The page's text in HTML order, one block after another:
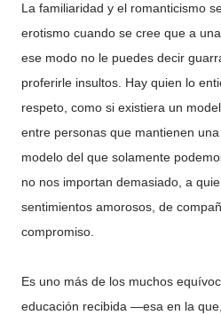
La familiaridad y el romanticismo
erotismo cuando se cree que a
ese modo no le puedes decir
proferirle insultos. Hay quien lo
respeto, como si existiera un
entre personas que mantienen
modelo del que solamente
no nos importan demasiado, a
sentimientos amorosos, de
compromiso.
Es uno más de los muchos
educación recibida —esa en la